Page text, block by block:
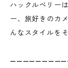
ハックルベリー
ー、旅好きのカ
んなスタイルを